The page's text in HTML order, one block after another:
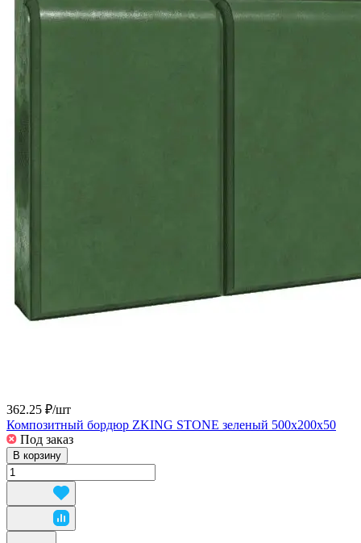
362.25 ₽/шт
Композитный бордюр ZKING STONE зеленый 500х200х50
Под заказ
В корзину